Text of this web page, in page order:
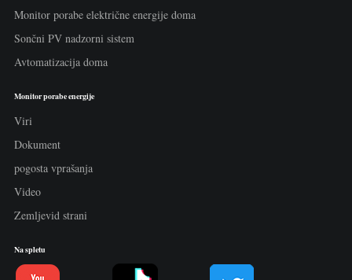
Monitor porabe električne energije doma
Sončni PV nadzorni sistem
Avtomatizacija doma
Monitor porabe energije
Viri
Dokument
pogosta vprašanja
Video
Zemljevid strani
Na spletu